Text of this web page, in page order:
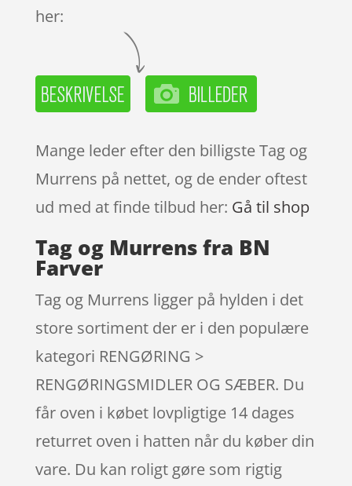
her:
Mange leder efter den billigste Tag og
Murrens på nettet, og de ender oftest
ud med at finde tilbud her: Gå til shop
Tag og Murrens fra BN
Farver
Tag og Murrens ligger på hylden i det
store sortiment der er i den populære
kategori RENGØRING >
RENGØRINGSMIDLER OG SÆBER. Du
får oven i købet lovpligtige 14 dages
returret oven i hatten når du køber din
vare. Du kan roligt gøre som rigtig